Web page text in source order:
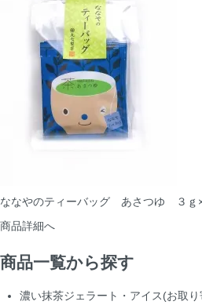
ななやのティーバッグ あさつゆ ３ｇ
商品詳細へ
商品一覧から探す
濃い抹茶ジェラート・アイス(お取り